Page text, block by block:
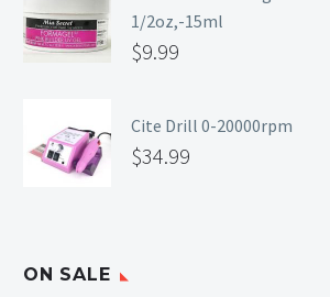
1/2oz,-15ml
$9.99
Cite Drill 0-20000rpm
$34.99
ON SALE